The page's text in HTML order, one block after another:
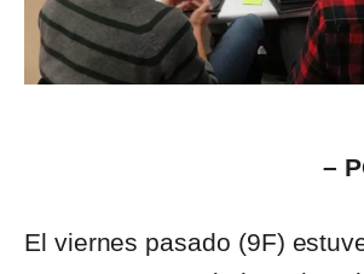
–
El viernes pasado (9F)